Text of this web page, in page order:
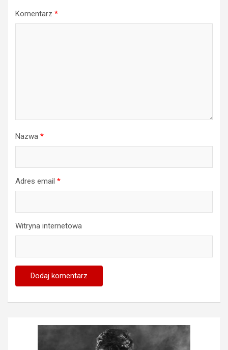
Komentarz *
Nazwa *
Adres email *
Witryna internetowa